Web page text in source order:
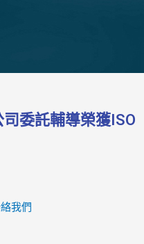
委託輔導榮獲ISO
我們